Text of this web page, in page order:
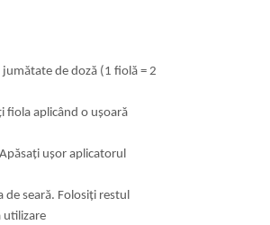
de doză (1 fiolă = 2
fiola aplicând o ușoară
ușor aplicatorul
de seară. Folosiți restul
utilizare